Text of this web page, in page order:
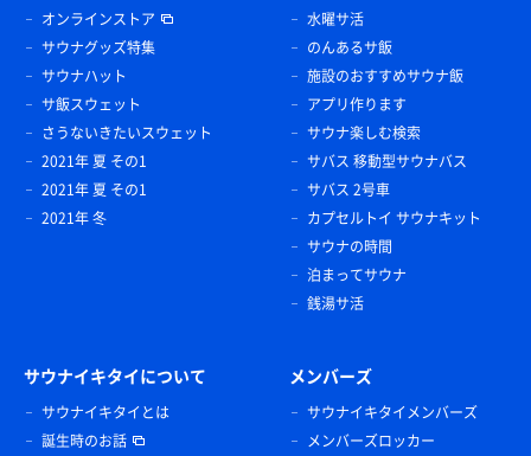
オンラインストア
サウナグッズ特集
サウナハット
サ飯スウェット
さうないきたいスウェット
2021年 夏 その1
2021年 夏 その1
2021年 冬
水曜サ活
のんあるサ飯
施設のおすすめサウナ飯
アプリ作ります
サウナ楽しむ検索
サバス 移動型サウナバス
サバス 2号車
カプセルトイ サウナキット
サウナの時間
泊まってサウナ
銭湯サ活
サウナイキタイについて
サウナイキタイとは
誕生時のお話
メンバーズ
サウナイキタイメンバーズ
メンバーズロッカー